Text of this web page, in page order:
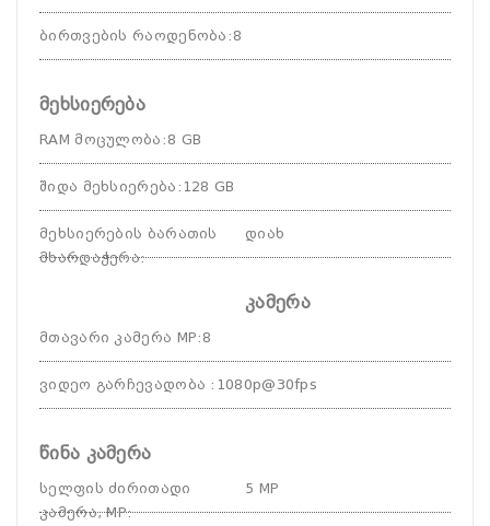
ბირთვების რაოდენობა : 8
მეხსიერება
RAM მოცულობა : 8 GB
შიდა მეხსიერება : 128 GB
მეხსიერების ბარათის
მხარდაჭერა:
დიახ
კამერა
მთავარი კამერა MP: 8
ვიდეო გარჩევადობა : 1080p@30fps
წინა კამერა
სელფის ძირითადი
კამერა, MP:
5 MP